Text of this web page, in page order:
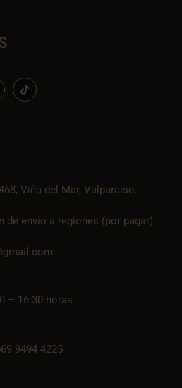
I
c
o
Viña del Mar, Valparaíso.
de envío a regiones (por pagar)
– 16:30 horas
9494 4225